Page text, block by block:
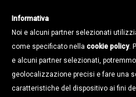
Informativa
Noi e alcuni partner selezionati
come specificato nella cookie policy.
e alcuni partner selezionati,
geolocalizzazione precisi e fare una
caratteristiche del dispositivo ai fini